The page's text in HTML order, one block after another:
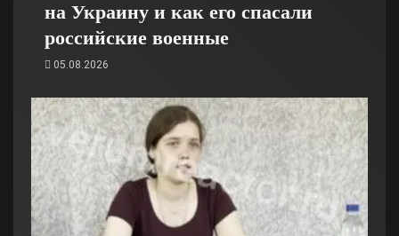
на Украину и как его спасали
российские военные
05.08.2026